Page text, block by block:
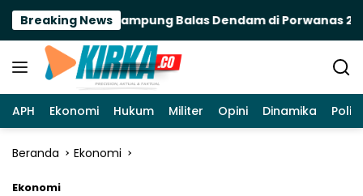
Langsung
konten
Breaking News
PWI Lampung Balas Dendam di Porwanas 2027
APH Ekonomi Hukum Militer Opini Dinamika
Beranda Ekonomi
Ekonomi